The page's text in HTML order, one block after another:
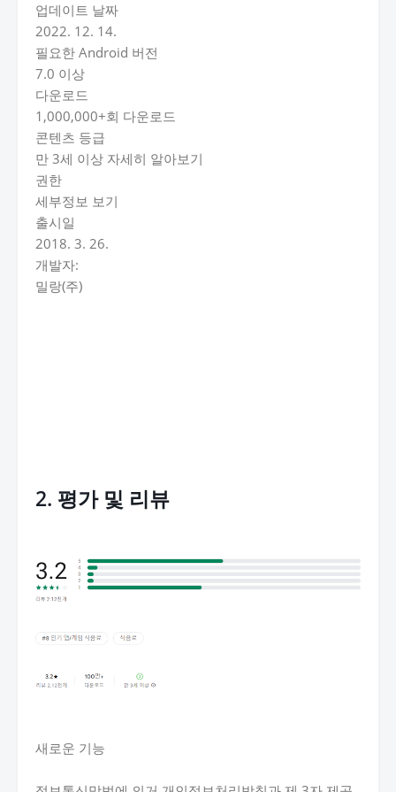
업데이트 날짜
2022. 12. 14.
필요한 Android 버전
7.0 이상
다운로드
1,000,000+회 다운로드
콘텐츠 등급
만 3세 이상 자세히 알아보기
권한
세부정보 보기
출시일
2018. 3. 26.
개발자:
밀랑(주)
2. 평가 및 리뷰
새로운 기능